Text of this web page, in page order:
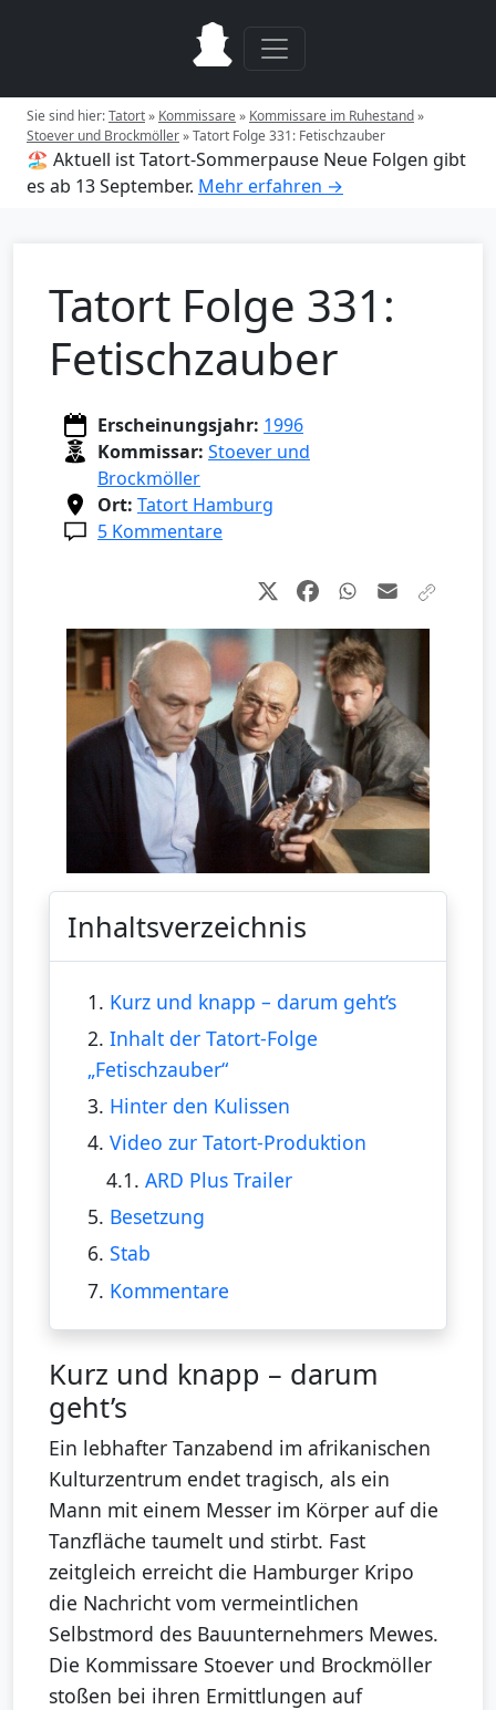
Sie sind hier:Tatort» Kommissare» Kommissare im Ruhestand»
Stoever und Brockmöller»Tatort Folge 331: Fetischzauber
🏖️ Aktuell ist Tatort-Sommerpause Neue Folgen gibt
es ab 13 September. Mehr erfahren →
Tatort Folge 331:
Fetischzauber
Erscheinungsjahr: 1996
Kommissar: Stoever und
Brockmöller
Ort: Tatort Hamburg
5 Kommentare
Inhaltsverzeichnis
1. Kurz und knapp – darum geht’s
2. Inhalt der Tatort-Folge
„Fetischzauber“
3. Hinter den Kulissen
4. Video zur Tatort-Produktion
4.1.ARD Plus Trailer
5. Besetzung
6. Stab
7. Kommentare
Kurz und knapp – darum
geht’s
Ein lebhafter Tanzabend im afrikanischen
Kulturzentrum endet tragisch, als ein
Mann mit einem Messer im Körper auf die
Tanzfläche taumelt und stirbt. Fast
zeitgleich erreicht die Hamburger Kripo
die Nachricht vom vermeintlichen
Selbstmord des Bauunternehmers Mewes.
Die Kommissare Stoever und Brockmöller
stoßen bei ihren Ermittlungen auf